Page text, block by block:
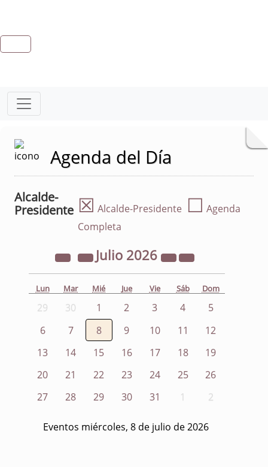
Agenda del Día
Alcalde-
Presidente ☒ Alcalde-Presidente ☐ Agenda
Completa
Julio 2026
Lun Mar Mié Jue Vie Sáb Dom
29 30 1 2 3 4
5
6
7 8 9 10 11
12
13
14 15 16 17 18
19
20
21 22 23 24 25
26
27
28 29 30 31 1 2
Eventos miércoles, 8 de julio de 2026